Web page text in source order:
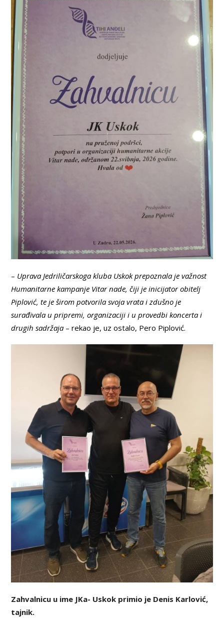
– Uprava Jedriličarskoga kluba Uskok prepoznala je važnost
Humanitarne kampanje Vitar nade, čiji je inicijator obitelj
Piplović, te je širom potvorila svoja vrata i zdušno je
surađivala u pripremi, organizaciji i u provedbi koncerta i
drugih sadržaja – rekao je, uz ostalo, Pero Piplović.
Zahvalnicu u ime JKa- Uskok primio je Denis Karlović,
tajnik.